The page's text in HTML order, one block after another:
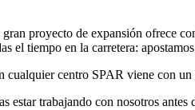
proyecto de expansión ofrece
el tiempo en la carretera:
cualquier centro SPAR viene con
estar trabajando con nosotros antes